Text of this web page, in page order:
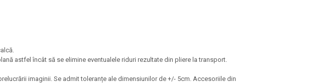
astfel încât să se elimine eventualele riduri rezultate din pliere la transport.
imaginii. Se admit toleranțe ale dimensiunilor de +/- 5cm. Accesoriile din